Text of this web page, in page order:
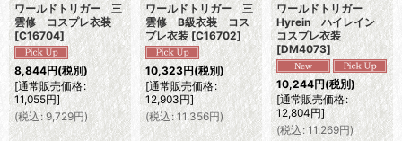
ワールドトリガー 三
雲修 コスプレ衣装
[C16704]
8,844円(税別)
[通常販売価格:
11,055円]
(税込: 9,729円)
ワールドトリガー 三
雲修 B級衣装 コス
プレ衣装 [C16702]
10,323円(税別)
[通常販売価格:
12,903円]
(税込: 11,356円)
ワールドトリガー
Hyrein ハイレイン
コスプレ衣装
[DM4073]
10,244円(税別)
[通常販売価格:
12,804円]
(税込: 11,269円)